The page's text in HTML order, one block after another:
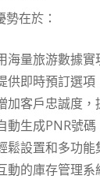
在於：
海量旅游數據
供即時預訂選
加客戶忠誠度
動生成PNR號
鬆設置和多功
動的庫存管理